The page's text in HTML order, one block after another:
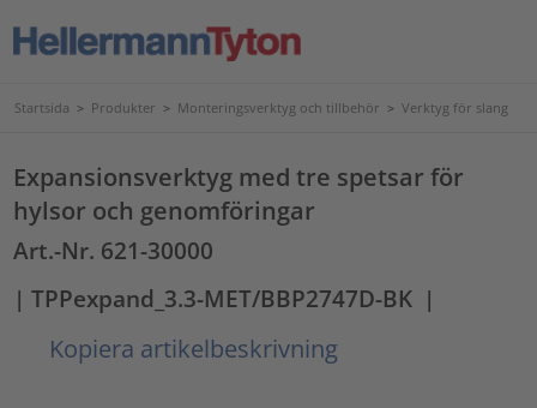
Startsida > Produkter > Monteringsverktyg och tillbehör > Verktyg för slang
Expansionsverktyg med tre spetsar för
hylsor och genomföringar
Art.-Nr. 621-30000
| TPPexpand_3.3-MET/BBP2747D-BK |
Kopiera artikelbeskrivning